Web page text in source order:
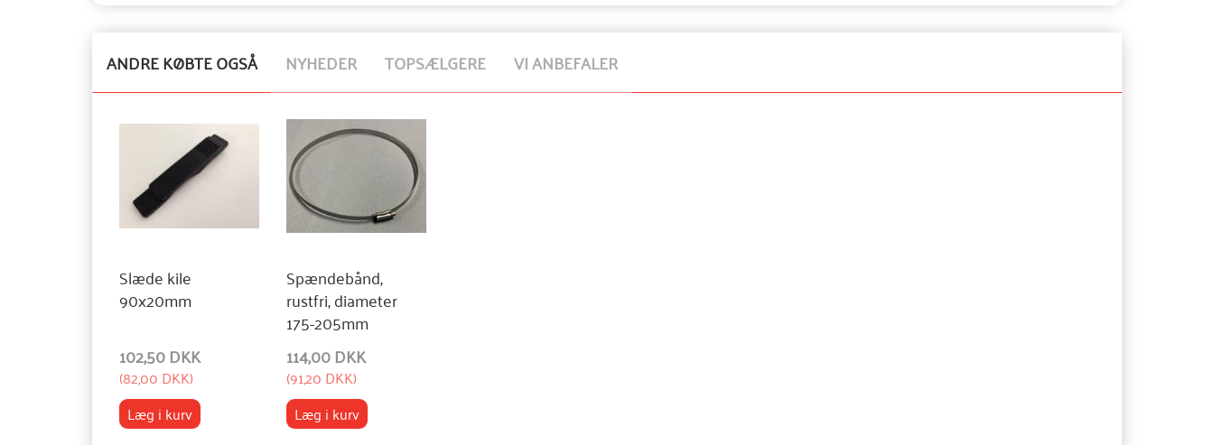
ANDRE KØBTE OGSÅ NYHEDER TOPSÆLGERE VI ANBEFALER
Slæde kile
90x20mm
102,50 DKK
(82,00 DKK)
Læg i kurv
Spændebånd,
rustfri, diameter
175-205mm
114,00 DKK
(91,20 DKK)
Læg i kurv